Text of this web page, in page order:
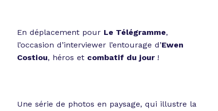
En déplacement pour Le Télégramme,
l’occasion d’interviewer l’entourage d’Ewen
Costiou, héros et combatif du jour !
Une série de photos en paysage, qui illustre la